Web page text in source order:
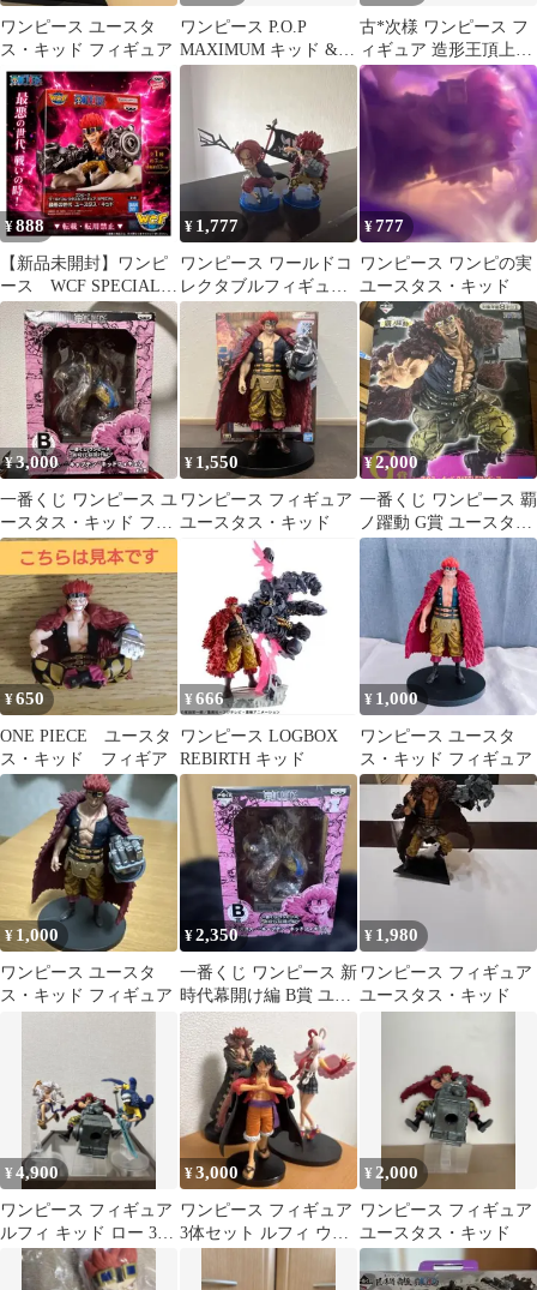
ワンピース ユースタ
ス・キッド フィギュア
ワンピース P.O.P
MAXIMUM キッド &
P.O.P DX ロー
古*次様 ワンピース フ
ィギュア 造形王頂上決
戦IV 5種セット
¥888
【新品未開封】ワンピ
ース WCF SPECIAL
最悪の世代 ユースタ
ス・キッド
¥ 1,777
ワンピース ワールドコ
レクタブルフィギュア
シャンクス キッド 海
¥777
ワンピース ワンピの実
ユースタス・キッド
¥3,000
一番くじ ワンピース ユ
ースタス・キッド フィ
ギュア
¥ 1,550
ワンピース フィギュア
ユースタス・キッド
¥2,000
一番くじ ワンピース 覇
ノ躍動 G賞 ユースタ
ス・キッド
¥650
ONE PIECE ユースタ
ス・キッド フィギア
¥ 666
ワンピース LOGBOX
REBIRTH キッド
¥ 1,000
ワンピース ユースタ
ス・キッド フィギュア
¥ 1,000
ワンピース ユースタ
ス・キッド フィギュア
¥2,350
一番くじ ワンピース 新
時代幕開け編 B賞 ユー
スタス・キッド フィギ
ュア
¥ 1,980
ワンピース フィギュア
ユースタス・キッド
¥4,900
ワンピース フィギュア
ルフィ キッド ロー 3体
セット 一番くじ
¥3,000
ワンピース フィギュア
3体セット ルフィ ウタ
¥ 2,000
ワンピース フィギュア
ユースタス・キッド